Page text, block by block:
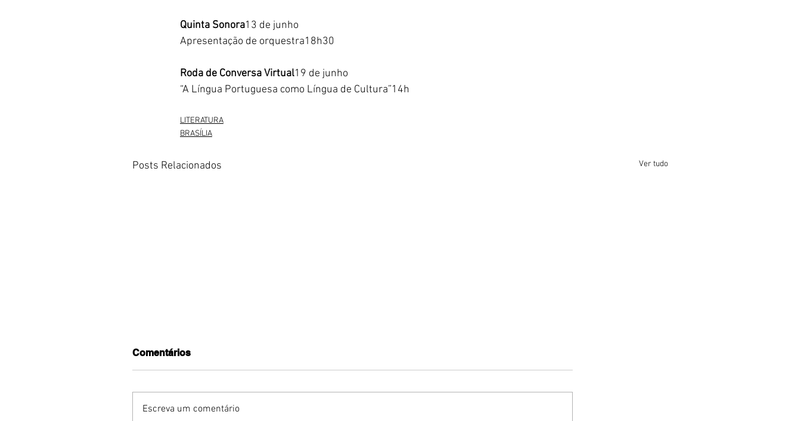
Quinta Sonora13 de junho
Apresentação de orquestra18h30
Roda de Conversa Virtual19 de junho
“A Língua Portuguesa como Língua de Cultura”14h
LITERATURA
BRASÍLIA
Posts Relacionados Ver tudo
Comentários
Escreva um comentário